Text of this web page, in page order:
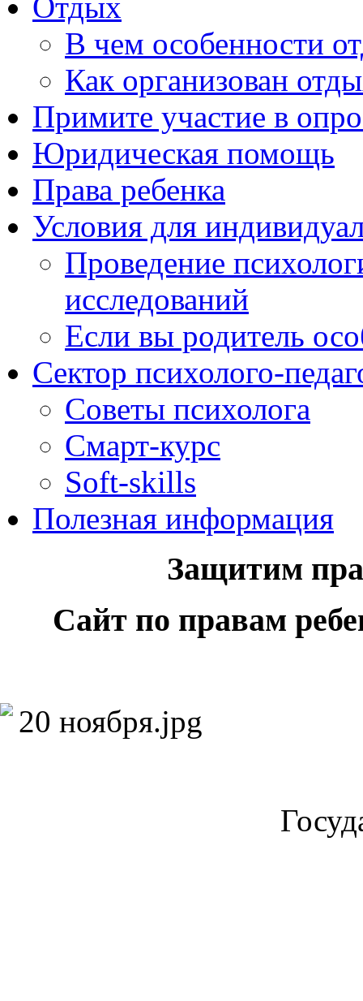
В чем особенности
Как организован
Примите участие в
Юридическая помощь
Права ребенка
Условия для
Проведение
исследований
Если вы родитель
Сектор психолого-
Советы психолога
Смарт-курс
Soft-skills
Полезная информация
Защитим
Сайт по правам